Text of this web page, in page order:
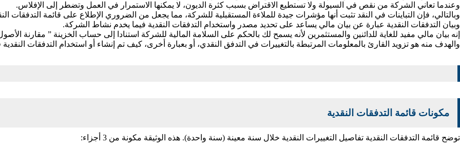
وعندما تعاني الشركة من نقص في السيولة ولا تستطيع الاقتراض بسبب كثرة الديون، لا يمكنها الاستمرار في العمل وتضطر إلى الإفلاس.
وبالتالي، فإن التباينات في النقد تثبت أنها مؤشرات جيدة للملاءة المستقبلية للشركة، مما يجعل من الضروري الإطلاع على قائمة التدفقات
وبيان التدفقات النقدية عبارة عن بيان مالي يساعد على تحديد مصدر واستخدام التدفقات النقدية فيما يخدم نشاط الشركة.
إنه بيان مالي مفيد للغاية للدائنين والمستثمرين لأنه يسمح لك بالحكم على السلامة المالية للشركة استنادا إلى حساب الخزينة ” مقارنة
والهدف منه هو تزويد القارئ بالمعلومات المرتبطة بالتغييرات في التدفق النقدي، أو بعبارة أخرى، كيف تم إنشاء أو استخدام التدفقات
مكونات قائمة التدفقات النقدية
توضح قائمة التدفقات النقدية تفاصيل التغييرات النقدية خلال سنة معينة (سنة واحدة). هذه الوثيقة مكونة من 3 أجزاء: